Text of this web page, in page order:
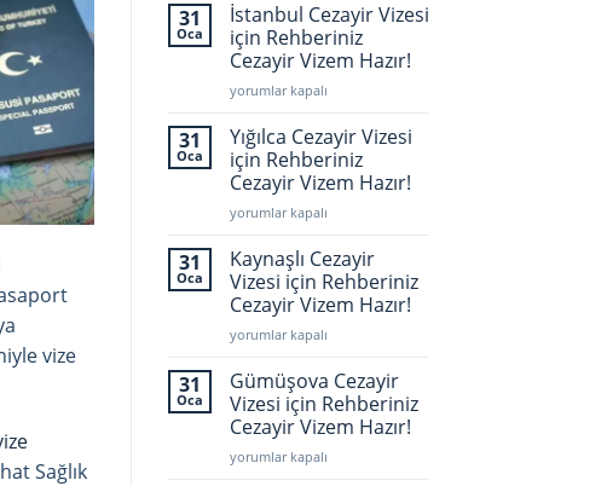
vize
Sağlık
31
Oca
İstanbul Cezayir Vizesi
için Rehberiniz
Cezayir Vizem Hazır!
İstanbul
Vizesi
için
Rehberiniz
Cezayir
Vizem
için
yorumlar kapalı
31
Oca
Yığılca Cezayir Vizesi
için Rehberiniz
Cezayir Vizem Hazır!
Yığılca
Vizesi
için
Rehberiniz
Cezayir
Vizem
için
yorumlar kapalı
31
Oca
Kaynaşlı Cezayir
Vizesi için Rehberiniz
Cezayir Vizem Hazır!
Kaynaşlı
Vizesi
için
Rehberiniz
Cezayir
Vizem
yorumlar kapalı
31
Oca
Gümüşova Cezayir
Vizesi için Rehberiniz
Cezayir Vizem Hazır!
Gümüşova
yorumlar kapalı